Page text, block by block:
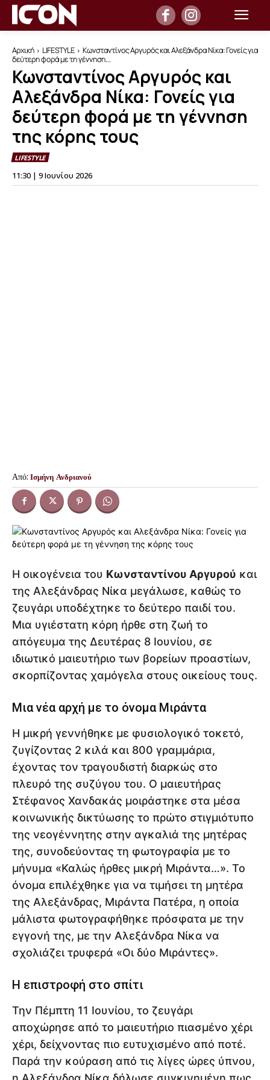
Αρχική LIFESTYLE
Κωνσταντίνος Αργυρός και Αλεξάνδρα Νίκα: Γονείς για
δεύτερη φορά με τη γέννηση...
Κωνσταντίνος Αργυρός και
Αλεξάνδρα Νίκα: Γονείς για
δεύτερη φορά με τη γέννηση
της κόρης τους
LIFESTYLE
11:30 | 9 Ιουνίου 2026
Από: Ισμήνη Ανδριανού
Η οικογένεια του Κωνσταντίνου Αργυρού και
της Αλεξάνδρας Νίκα μεγάλωσε, καθώς το
ζευγάρι υποδέχτηκε το δεύτερο παιδί του.
Μια υγιέστατη κόρη ήρθε στη ζωή το
απόγευμα της Δευτέρας 8 Ιουνίου, σε
ιδιωτικό μαιευτήριο των βορείων προαστίων,
σκορπίζοντας χαμόγελα στους οικείους τους.
Μια νέα αρχή με το όνομα Μιράντα
Η μικρή γεννήθηκε με φυσιολογικό τοκετό,
ζυγίζοντας 2 κιλά και 800 γραμμάρια,
έχοντας τον τραγουδιστή διαρκώς στο
πλευρό της συζύγου του. Ο μαιευτήρας
Στέφανος Χανδακάς μοιράστηκε στα μέσα
κοινωνικής δικτύωσης το πρώτο στιγμιότυπο
της νεογέννητης στην αγκαλιά της μητέρας
της, συνοδεύοντας τη φωτογραφία με το
μήνυμα «Καλώς ήρθες μικρή Μιράντα…». Το
όνομα επιλέχθηκε για να τιμήσει τη μητέρα
της Αλεξάνδρας, Μιράντα Πατέρα, η οποία
μάλιστα φωτογραφήθηκε πρόσφατα με την
εγγονή της, με την Αλεξάνδρα Νίκα να
σχολιάζει τρυφερά «Οι δύο Μιράντες».
Η επιστροφή στο σπίτι
Την Πέμπτη 11 Ιουνίου, το ζευγάρι
αποχώρησε από το μαιευτήριο πιασμένο χέρι
χέρι, δείχνοντας πιο ευτυχισμένο από ποτέ.
Παρά την κούραση από τις λίγες ώρες ύπνου,